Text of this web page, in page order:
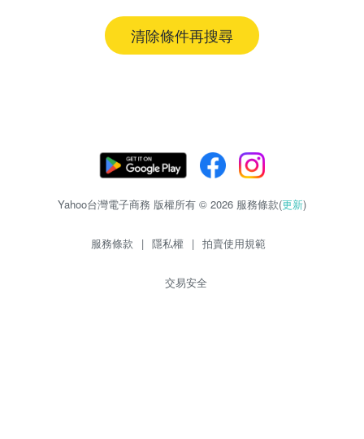
清除條件再搜尋
Yahoo台灣電子商務 版權所有 © 2026 服務條款(更新)
服務條款 | 隱私權 | 拍賣使用規範
交易安全